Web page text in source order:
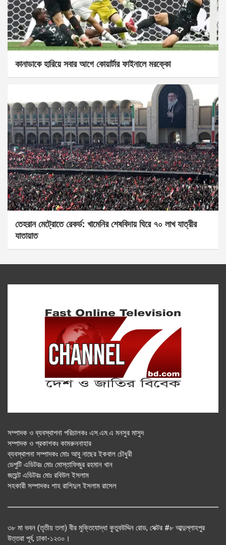
কানাডাকে হারিয়ে সবার আগে কোয়ার্টার ফাইনালে মরক্কো
তেহরান মেট্রোতে রেকর্ড: খামেনির শেষবিদায় ঘিরে ৭০ লাখ যাত্রীর
যাতায়াত
সম্পাদক ও ব্যবস্থাপনা পরিচালকঃ এস.এম.এ মনসুর মাসুদ
সম্পাদক ও প্রকাশকঃ কামরুননাহার
ব্যবস্থাপনা সম্পাদকঃ মোঃ আবু নাছের ইকবাল চৌধুরী
ডেপুটি এডিটরঃ মোঃ মোস্তাফিজুর রহমান খান
জয়েন্ট এডিটরঃ মোঃ রবিউল ইসলাম
সহকারী সম্পাদকঃ শাহ রাশিদুল ইসলাম রাসেল
৩৮ মা ভবন (তৃতীয় তলা) বীর মুক্তিযোদ্ধা কুতুবউদ্দিন রোড, সেক্টর #৮ আব্দুল্লাহপুর
উত্তরা পূর্ব, ঢাকা-১২৩০।